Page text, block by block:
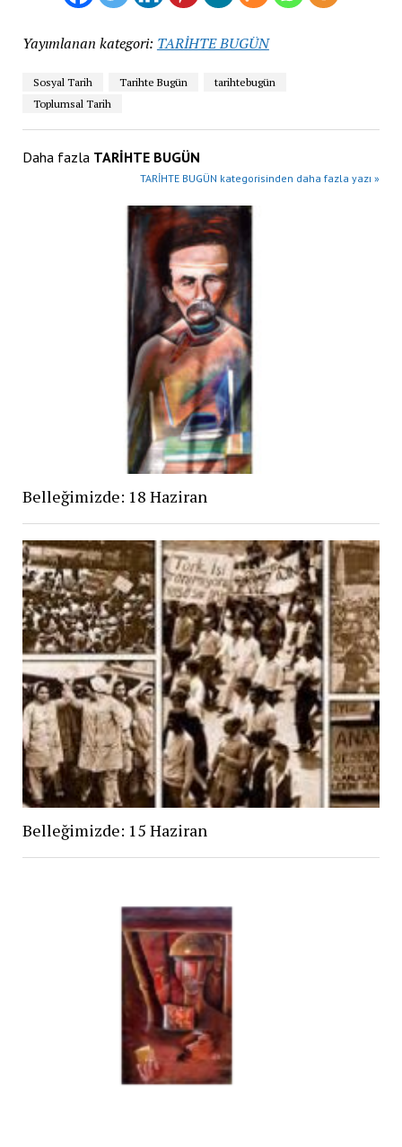
Yayımlanan kategori: TARİHTE BUGÜN
Sosyal Tarih Tarihte Bugün
tarihtebugün
Toplumsal Tarih
Daha fazla TARİHTE BUGÜN
TARİHTE BUGÜN kategorisinden daha fazla yazı »
Belleğimizde: 18 Haziran
Belleğimizde: 15 Haziran